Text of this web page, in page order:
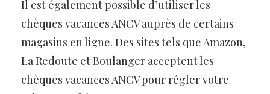
Il est également possible d’utiliser les
chèques vacances ANCV auprès de certains
magasins en ligne. Des sites tels que Amazon,
La Redoute et Boulanger acceptent les
chèques vacances ANCV pour régler votre